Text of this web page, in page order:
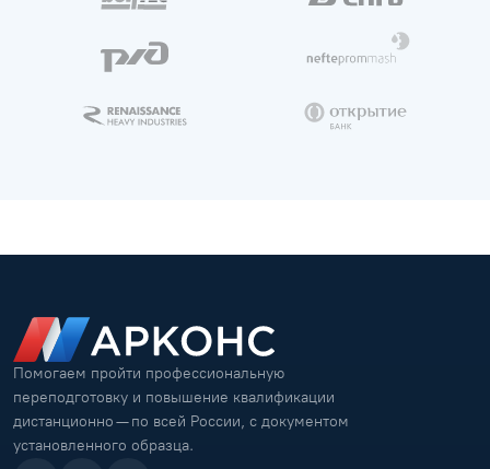
Помогаем пройти профессиональную
переподготовку и повышение квалификации
дистанционно — по всей России, с документом
установленного образца.